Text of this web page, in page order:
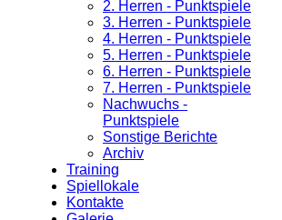
2. Herren - Punktspiele
3. Herren - Punktspiele
4. Herren - Punktspiele
5. Herren - Punktspiele
6. Herren - Punktspiele
7. Herren - Punktspiele
Nachwuchs -
Punktspiele
Sonstige Berichte
Archiv
Training
Spiellokale
Kontakte